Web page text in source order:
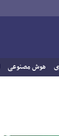
هوش مصنوعی